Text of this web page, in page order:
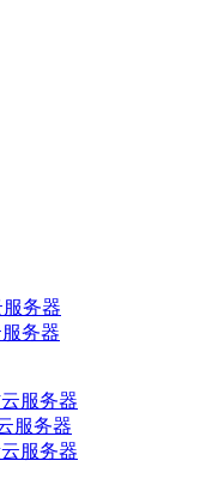
服务器
务器
服务器
服务器
服务器